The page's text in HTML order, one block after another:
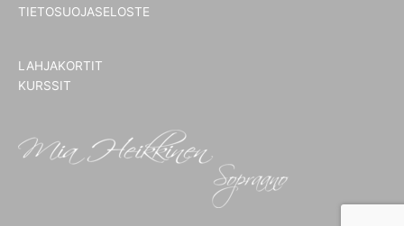
TIETOSUOJASELOSTE
LAHJAKORTIT
KURSSIT